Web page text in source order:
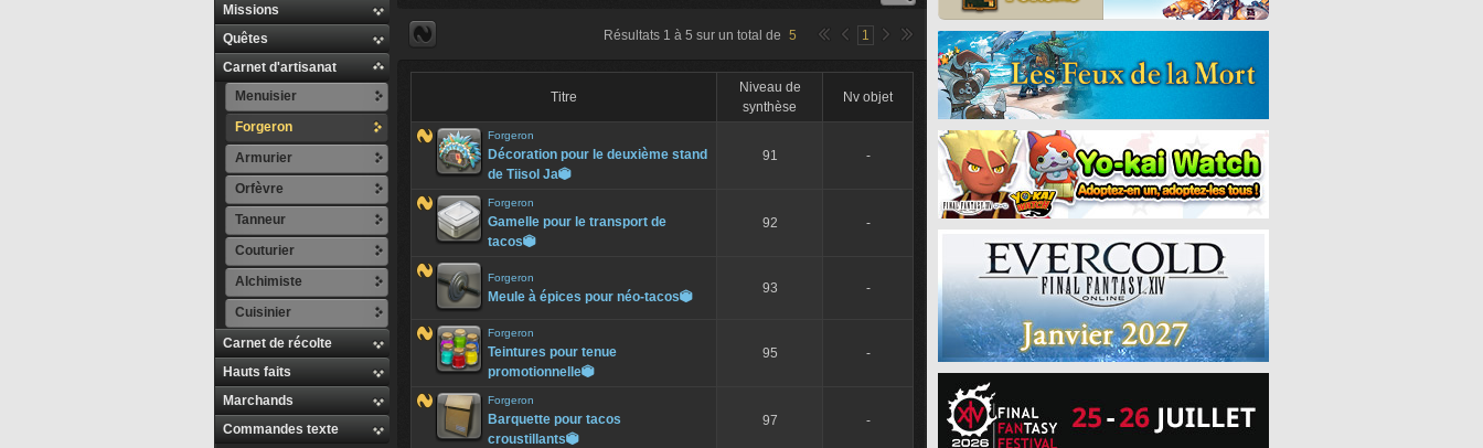
Missions
Quêtes
Carnet d'artisanat
Menuisier
Forgeron
Armurier
Orfèvre
Tanneur
Couturier
Alchimiste
Cuisinier
Carnet de récolte
Hauts faits
Marchands
Commandes texte
Résultats 1 à 5 sur un total de 5 1
Titre
Niveau de
synthèse
Nv objet
Forgeron
Décoration pour le deuxième stand
de Tiisol Ja
91 -
Forgeron
Gamelle pour le transport de
tacos
92 -
Forgeron
Meule à épices pour néo-tacos
93 -
Forgeron
Teintures pour tenue
promotionnelle
95 -
Forgeron
Barquette pour tacos
croustillants
97 -